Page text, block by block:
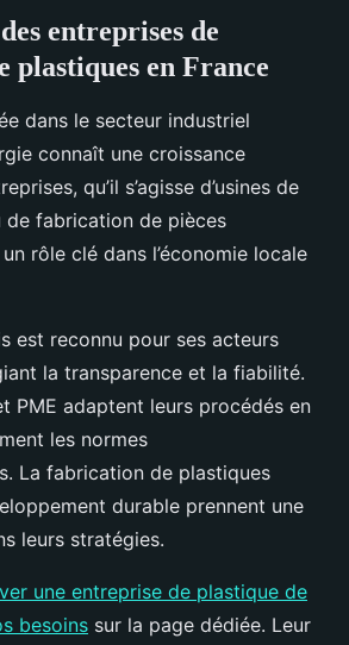
entreprises de
plastiques en France
dans le secteur industriel
connaît une croissance
qu’il s’agisse d’usines de
fabrication de pièces
rôle clé dans l’économie locale
est reconnu pour ses acteurs
la transparence et la fiabilité.
PME adaptent leurs procédés en
les normes
La fabrication de plastiques
durable prennent une
leurs stratégies.
une entreprise de plastique de
besoins sur la page dédiée. Leur